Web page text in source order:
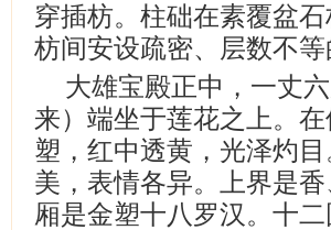
穿插枋。柱础在素覆盆
枋间安设疏密、层数不等
大雄宝殿正中，一丈
来）端坐于莲花之上。
塑，红中透黄，光泽灼
美，表情各异。上界是
厢是金塑十八罗汉。十